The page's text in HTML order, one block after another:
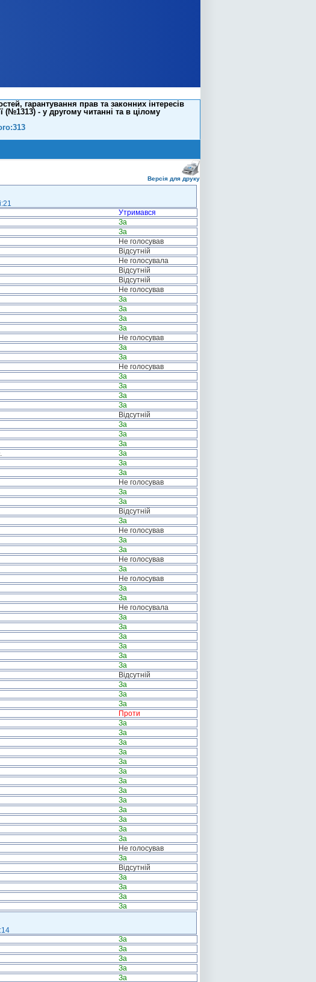
гарантування прав та законних інтересів
(№1313) - у другому читанні та в цілому
Версія для друку
Утримався
За
За
Не голосував
Відсутній
Не голосувала
Відсутній
Відсутній
Не голосував
За
За
За
За
Не голосував
За
За
Не голосував
За
За
За
За
Відсутній
За
За
За
За
За
За
Не голосував
За
За
Відсутній
За
Не голосував
За
За
Не голосував
За
Не голосував
За
За
Не голосувала
За
За
За
За
За
За
Відсутній
За
За
За
Проти
За
За
За
За
За
За
За
За
За
За
За
За
За
Не голосував
За
Відсутній
За
За
За
За
За
За
За
За
За